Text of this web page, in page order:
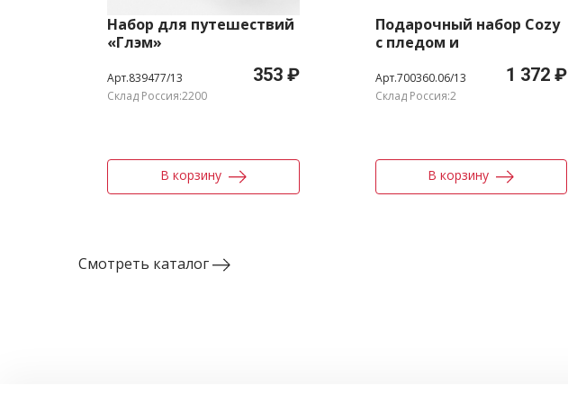
Набор для путешествий
«Глэм»
Арт.839477/13 353 ₽
Склад Россия:2200
В корзину
Подарочный набор Cozy
с пледом и
Арт.700360.06/13 1 372 ₽
Склад Россия:2
В корзину
Смотреть каталог